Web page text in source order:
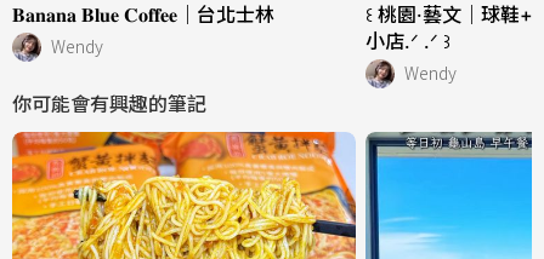
𝐁𝐚𝐧𝐚𝐧𝐚 𝐁𝐥𝐮𝐞 𝐂𝐨𝐟𝐟𝐞𝐞｜台北士林
Wendy
꒰ 桃園·藝文｜球鞋
小店.ᐟ .ᐟ ꒱
Wendy
你可能會有興趣的筆記